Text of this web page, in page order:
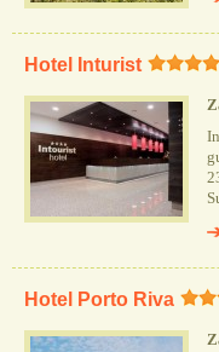
Hotel Inturist
Hotel Porto Riva